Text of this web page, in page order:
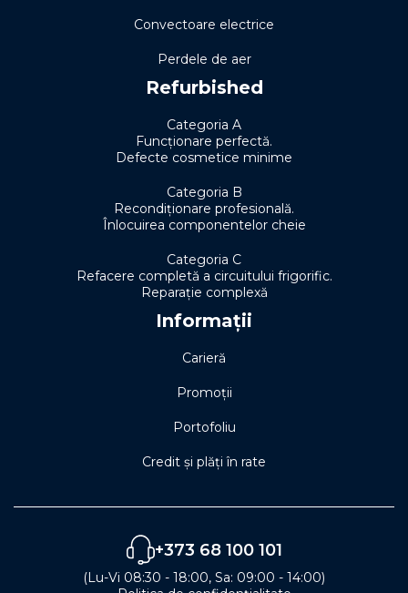
Convectoare electrice
Perdele de aer
Refurbished
Categoria A
Funcționare perfectă.
Defecte cosmetice minime
Categoria B
Recondiționare profesională.
Înlocuirea componentelor cheie
Categoria C
Refacere completă a circuitului frigorific.
Reparație complexă
Informații
Carieră
Promoții
Portofoliu
Credit și plăți în rate
+373 68 100 101
(Lu-Vi 08:30 - 18:00, Sa: 09:00 - 14:00)